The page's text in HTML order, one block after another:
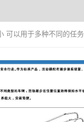
可以用于多种不同的任务